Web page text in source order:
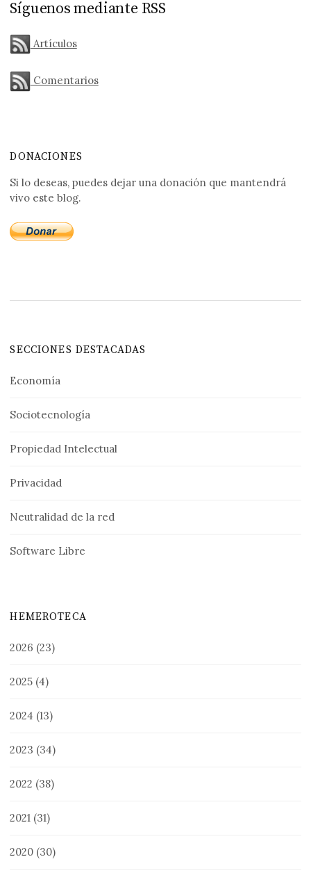
Síguenos mediante RSS
Artículos
Comentarios
DONACIONES
Si lo deseas, puedes dejar una donación que mantendrá
vivo este blog.
SECCIONES DESTACADAS
Economía
Sociotecnología
Propiedad Intelectual
Privacidad
Neutralidad de la red
Software Libre
HEMEROTECA
2026 (23)
2025 (4)
2024 (13)
2023 (34)
2022 (38)
2021 (31)
2020 (30)